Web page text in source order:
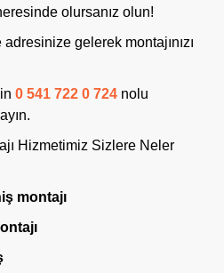
olursanız olun!
gelerek montajınızı
0 541 722 0 724 nolu
Hizmetimiz Sizlere Neler
montajı